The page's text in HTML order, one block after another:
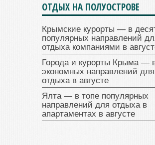
ОТДЫХ НА ПОЛУОСТРОВЕ
Крымские курорты — в
популярных направлений
отдыха компаниями в
Города и курорты Крыма —
экономных направлений для
отдыха в августе
Ялта — в топе популярных
направлений для отдыха в
апартаментах в августе